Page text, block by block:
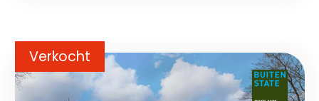
Verkocht